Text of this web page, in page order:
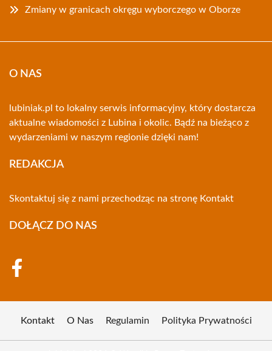
Zmiany w granicach okręgu wyborczego w Oborze
O NAS
lubiniak.pl to lokalny serwis informacyjny, który dostarcza
aktualne wiadomości z Lubina i okolic. Bądź na bieżąco z
wydarzeniami w naszym regionie dzięki nam!
REDAKCJA
Skontaktuj się z nami przechodząc na stronę Kontakt
DOŁĄCZ DO NAS
Kontakt O Nas Regulamin Polityka Prywatności